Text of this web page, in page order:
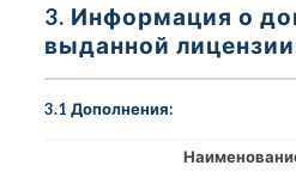
3. Информация о
выданной
3.1 Дополнения: